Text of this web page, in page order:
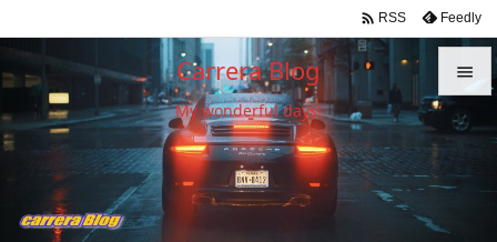
Carrera Blog
My wonderful days!


メニュ

 RSS Feedly